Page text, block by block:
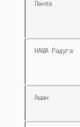
Лента
НАША Радуга
Ашан